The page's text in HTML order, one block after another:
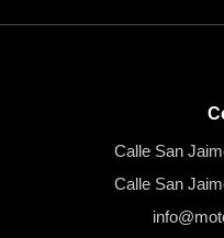
Calle San
Calle San